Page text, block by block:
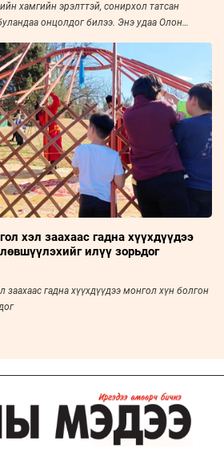
хамгийн эрэлттэй, сонирхол татсан
онцолдог билээ. Энэ удаа Олон
урьж, ярилцлаа.
хэл заахаас гадна хүүхдүүдээ
илүү зорьдог
гадна хүүхдүүдээ монгол хүн болгон